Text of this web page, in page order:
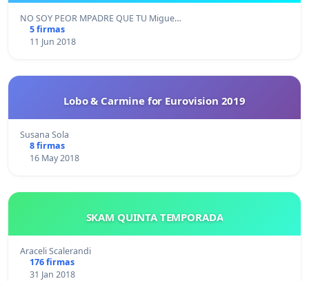
NO SOY PEOR MPADRE QUE TU Migue…
5 firmas
11 Jun 2018
Lobo & Carmine for Eurovision 2019
Susana Sola
8 firmas
16 May 2018
SKAM QUINTA TEMPORADA
Araceli Scalerandi
176 firmas
31 Jan 2018